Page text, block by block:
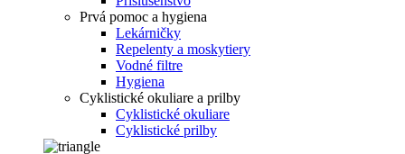
Prvá pomoc a hygiena
Lekárničky
Repelenty a moskytiery
Vodné filtre
Hygiena
Cyklistické okuliare a prilby
Cyklistické okuliare
Cyklistické prilby